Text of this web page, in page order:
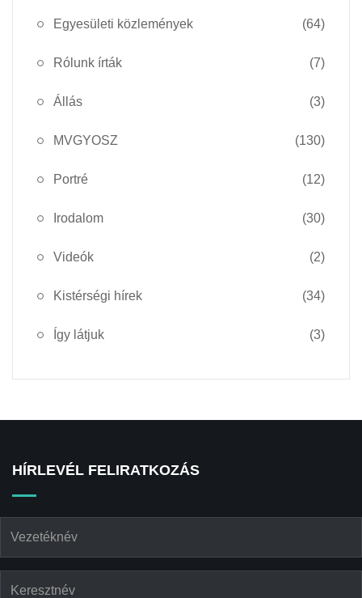
Egyesületi közlemények (64)
Rólunk írták (7)
Állás (3)
MVGYOSZ (130)
Portré (12)
Irodalom (30)
Videók (2)
Kistérségi hírek (34)
Így látjuk (3)
HÍRLEVÉL FELIRATKOZÁS